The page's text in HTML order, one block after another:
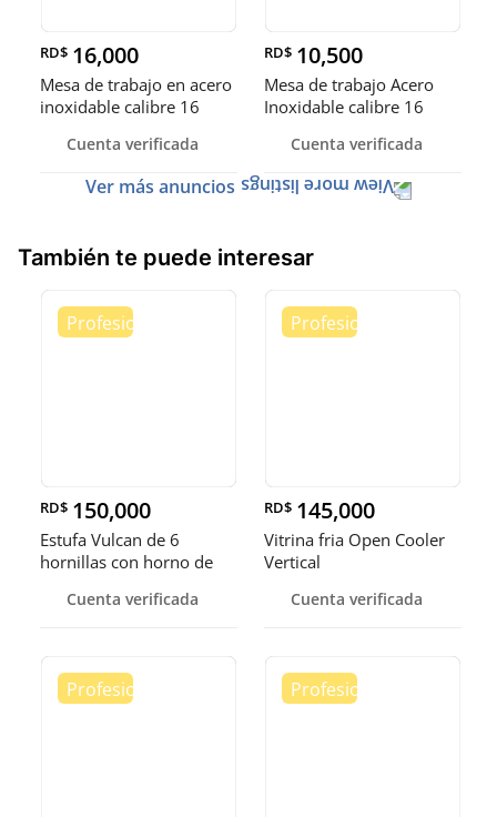
RD$ 16,000
Mesa de trabajo en acero
inoxidable calibre 16
Cuenta verificada
RD$ 10,500
Mesa de trabajo Acero
Inoxidable calibre 16
Cuenta verificada
Ver más anuncios
También te puede interesar
RD$ 150,000
Estufa Vulcan de 6
hornillas con horno de
Cuenta verificada
RD$ 145,000
Vitrina fria Open Cooler
Vertical
Cuenta verificada